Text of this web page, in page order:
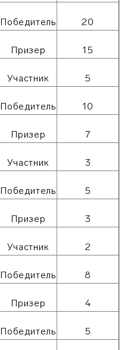
Победитель 20
Призер 15
Участник 5
Победитель 10
Призер 7
Участник 3
Победитель 5
Призер 3
Участник 2
Победитель 8
Призер 4
Победитель 5